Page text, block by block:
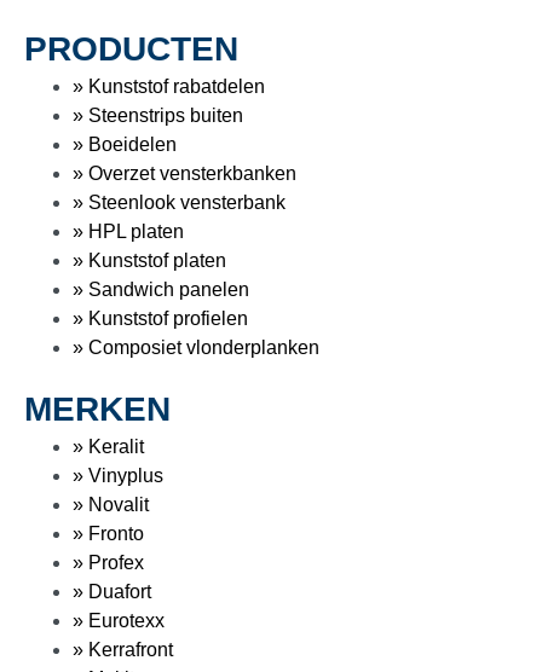
PRODUCTEN
» Kunststof rabatdelen
» Steenstrips buiten
» Boeidelen
» Overzet vensterkbanken
» Steenlook vensterbank
» HPL platen
» Kunststof platen
» Sandwich panelen
» Kunststof profielen
» Composiet vlonderplanken
MERKEN
» Keralit
» Vinyplus
» Novalit
» Fronto
» Profex
» Duafort
» Eurotexx
» Kerrafront